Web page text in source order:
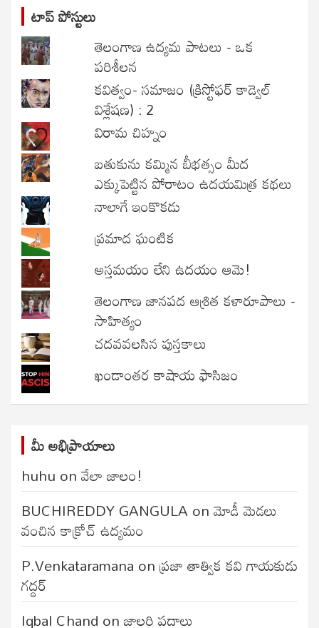
టాప్ పోస్టులు
తెలంగాణ ఉద్యమ పాటలు - ఒక
పరిశీలన
కవిత్వం- సమాజం (క్రిస్టోఫర్ కాడ్వెల్
విశ్లేషణ) : 2
విరామ చిహ్నం
బతుకును కమ్మిన బీభత్సం మీద
ఎక్కుపెట్టిన పోరాటం ఉదయమిత్ర కథలు
నాలాగే ఇంకొకడు
ప్రమాద ఘంటిక
అస్తమయం లేని ఉదయం ఆమె!
తెలంగాణ జానపద ఆశ్రిత కళారూపాలు -
సాహిత్యం
చదవవలసిన పుస్తకాలు
ఖండాంతర కాషాయ ఫాసిజం
మీ అభిప్రాయాలు
huhu onవేలా జాలం!
BUCHIREDDY GANGULA onమోడీ మెడలు
వంచిన కాక్రోచ్ ఉద్యమం
P.Venkataramana onప్రజా తాత్విక కవి గాయకుడు
గద్దర్
Iqbal Chand onజాలరి పదాలు